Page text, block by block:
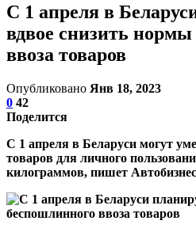
С 1 апреля в
вдвое снизить
ввоза товаров
Опубликовано Янв 18, 2023
0 42
Поделится
С 1 апреля в Беларуси могут
товаров для личного
килограммов, пишет